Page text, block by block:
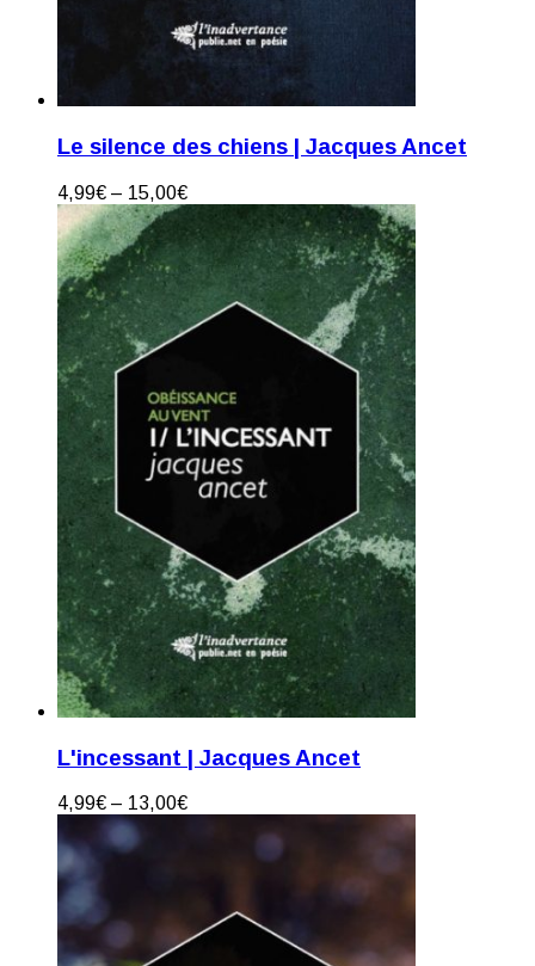
Le silence des chiens | Jacques Ancet
4,99€ – 15,00€
L'incessant | Jacques Ancet
4,99€ – 13,00€